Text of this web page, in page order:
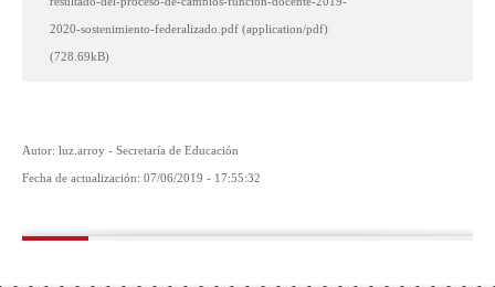
2020-sostenimiento-federalizado.pdf (application/pdf)
(728.69kB)
Autor: luz.arroy - Secretaría de Educación
Fecha de actualización: 07/06/2019 - 17:55:32